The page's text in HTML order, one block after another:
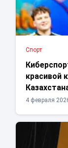
Спорт
красивой
4 февраля